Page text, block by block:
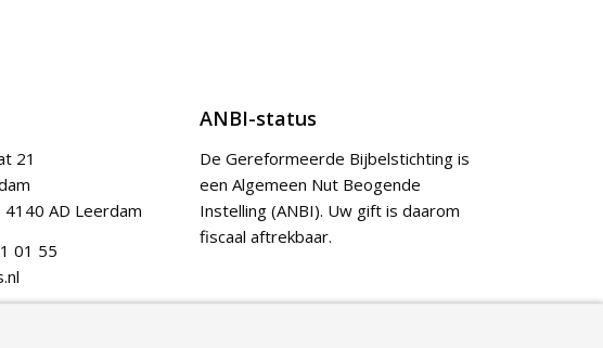
21
AD Leerdam
01 55
ANBI-status
De Gereformeerde Bijbelstichting is
een Algemeen Nut Beogende
Instelling (ANBI). Uw gift is daarom
fiscaal aftrekbaar.